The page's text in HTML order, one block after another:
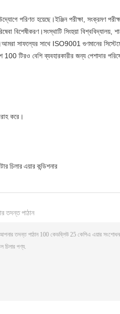
পরিণত হয়েছে।ইঞ্জিন পরীক্ষা, সংক্রমণ
বিশেষীকরণ।সংস্থাটি সিংহুয়া বিশ্ববিদ্যালয়,
সাফল্যের সাথে ISO9001 গুণমানের
টিরও বেশি ব্যবহারকারীর জন্য পেশাদার
করে।
চিলার এয়ার কন্ডিশনার
তদন্ত পাঠান